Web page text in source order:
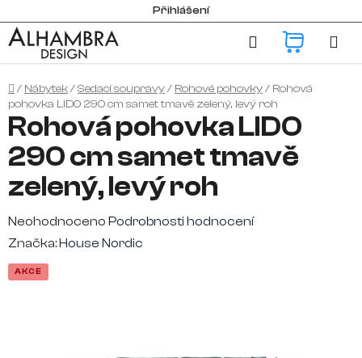
na
obsah
Přihlášení
Hledat
Domů
/ Nábytek/Sedací soupravy/ Rohové pohovky/ Rohová
pohovka LIDO 290 cm samet tmavě zelený, levý roh
Rohová pohovka LIDO
290 cm samet tmavě
zelený, levý roh
Průměrné
hodnocení
produktu
Neohodnoceno Podrobnosti hodnocení
Značka:House Nordic
AKCE